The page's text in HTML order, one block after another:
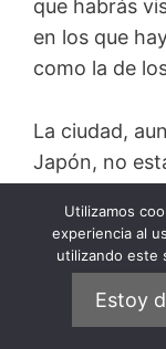
que habrás
en los que
como la de
La ciudad,
Japón, no
13.
monos
Utilizamos
experiencia al
utilizando este
Estoy